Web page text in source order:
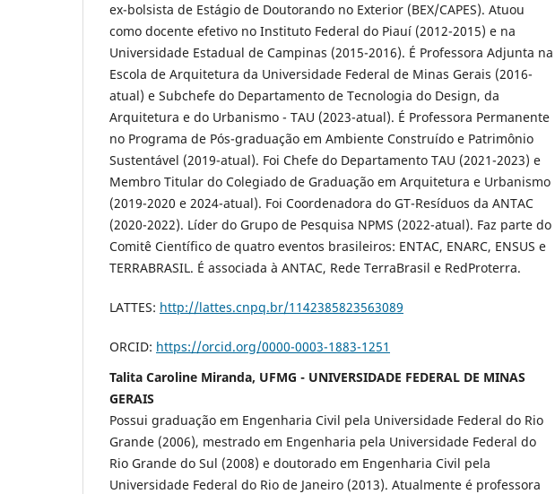
ex-bolsista de Estágio de Doutorando no Exterior (BEX/CAPES). Atuou
como docente efetivo no Instituto Federal do Piauí (2012-2015) e na
Universidade Estadual de Campinas (2015-2016). É Professora Adjunta na
Escola de Arquitetura da Universidade Federal de Minas Gerais (2016-
atual) e Subchefe do Departamento de Tecnologia do Design, da
Arquitetura e do Urbanismo - TAU (2023-atual). É Professora Permanente
no Programa de Pós-graduação em Ambiente Construído e Patrimônio
Sustentável (2019-atual). Foi Chefe do Departamento TAU (2021-2023) e
Membro Titular do Colegiado de Graduação em Arquitetura e Urbanismo
(2019-2020 e 2024-atual). Foi Coordenadora do GT-Resíduos da ANTAC
(2020-2022). Líder do Grupo de Pesquisa NPMS (2022-atual). Faz parte do
Comitê Científico de quatro eventos brasileiros: ENTAC, ENARC, ENSUS e
TERRABRASIL. É associada à ANTAC, Rede TerraBrasil e RedProterra.
LATTES: http://lattes.cnpq.br/1142385823563089
ORCID: https://orcid.org/0000-0003-1883-1251
Talita Caroline Miranda, UFMG - UNIVERSIDADE FEDERAL DE MINAS
GERAIS
Possui graduação em Engenharia Civil pela Universidade Federal do Rio
Grande (2006), mestrado em Engenharia pela Universidade Federal do
Rio Grande do Sul (2008) e doutorado em Engenharia Civil pela
Universidade Federal do Rio de Janeiro (2013). Atualmente é professora